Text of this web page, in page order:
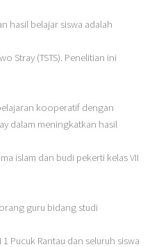
hasil belajar siswa adalah
Stray (TSTS). Penelitian ini
kooperatif dengan
dalam meningkatkan hasil
islam dan budi pekerti kelas VII
guru bidang studi
Pucuk Rantau dan seluruh siswa